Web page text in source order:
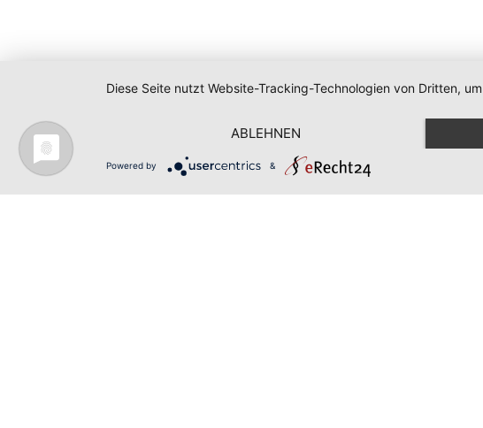
Diese Seite nutzt Website-Tracking-Technologien von Dritten,
ABLEHNEN
Powered by &